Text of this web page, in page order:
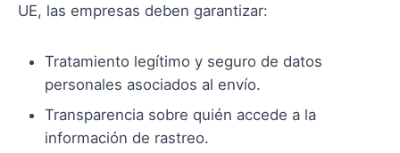
UE, las empresas deben garantizar:
Tratamiento legítimo y seguro de datos
personales asociados al envío.
Transparencia sobre quién accede a la
información de rastreo.